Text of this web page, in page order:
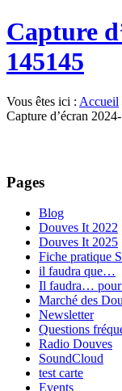
Capture
145145
Vous êtes ici : Accueil
Capture d’écran
Pages
Blog
Douves It 2022
Douves It 2025
Fiche pratique
il faudra que…
Il faudra… pour
Marché des
Newsletter
Questions
Radio Douves
SoundCloud
test carte
Events